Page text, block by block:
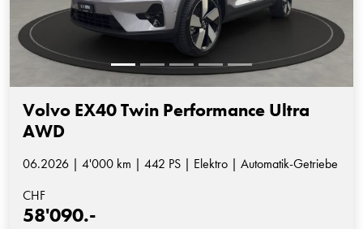
Volvo EX40 Twin Performance Ultra
AWD
06.2026 | 4'000 km | 442 PS | Elektro | Automatik-Getriebe
CHF
58'090.-